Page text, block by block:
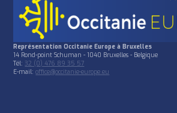
Représentation Occitanie Europe à Bruxelles
14 Rond-point Schuman - 1040 Bruxelles - Belgique
Tél:32 (0) 476 89 35 57
E-mail:office@occitanie-europe.eu